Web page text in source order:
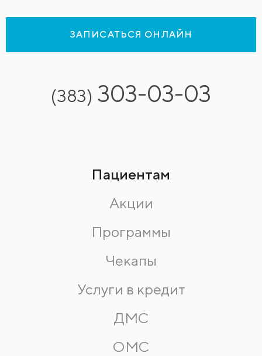
ЗАПИСАТЬСЯ ОНЛАЙН
(383) 303-03-03
Пациентам
Акции
Программы
Чекапы
Услуги в кредит
ДМС
ОМС